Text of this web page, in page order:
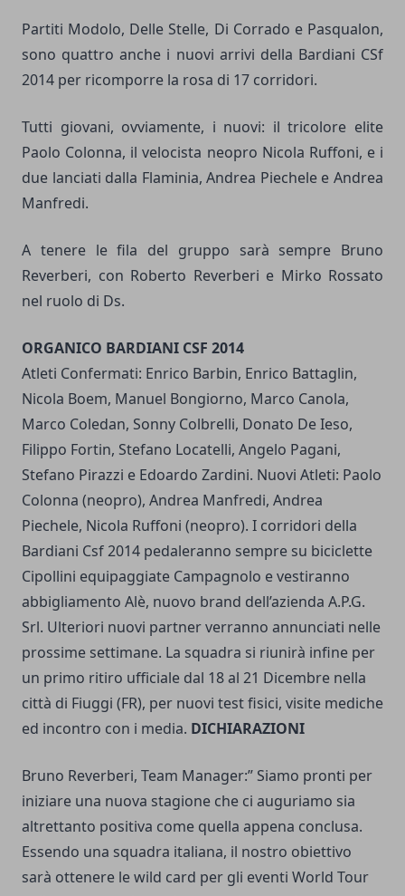
Partiti Modolo, Delle Stelle, Di Corrado e Pasqualon,
sono quattro anche i nuovi arrivi della Bardiani CSf
2014 per ricomporre la rosa di 17 corridori.
Tutti giovani, ovviamente, i nuovi: il tricolore elite
Paolo Colonna, il velocista neopro Nicola Ruffoni, e i
due lanciati dalla Flaminia, Andrea Piechele e Andrea
Manfredi.
A tenere le fila del gruppo sarà sempre Bruno
Reverberi, con Roberto Reverberi e Mirko Rossato
nel ruolo di Ds.
ORGANICO BARDIANI CSF 2014
Atleti Confermati: Enrico Barbin, Enrico Battaglin,
Nicola Boem, Manuel Bongiorno, Marco Canola,
Marco Coledan, Sonny Colbrelli, Donato De Ieso,
Filippo Fortin, Stefano Locatelli, Angelo Pagani,
Stefano Pirazzi e Edoardo Zardini. Nuovi Atleti: Paolo
Colonna (neopro), Andrea Manfredi, Andrea
Piechele, Nicola Ruffoni (neopro). I corridori della
Bardiani Csf 2014 pedaleranno sempre su biciclette
Cipollini equipaggiate Campagnolo e vestiranno
abbigliamento Alè, nuovo brand dell’azienda A.P.G.
Srl. Ulteriori nuovi partner verranno annunciati nelle
prossime settimane. La squadra si riunirà infine per
un primo ritiro ufficiale dal 18 al 21 Dicembre nella
città di Fiuggi (FR), per nuovi test fisici, visite mediche
ed incontro con i media. DICHIARAZIONI
Bruno Reverberi, Team Manager:” Siamo pronti per
iniziare una nuova stagione che ci auguriamo sia
altrettanto positiva come quella appena conclusa.
Essendo una squadra italiana, il nostro obiettivo
sarà ottenere le wild card per gli eventi World Tour